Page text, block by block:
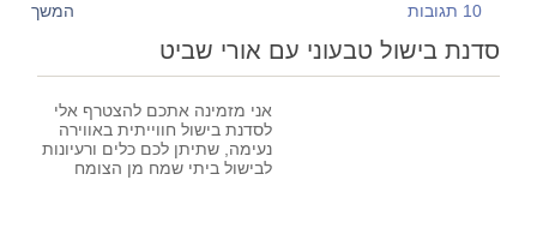
10 תגובות
המשך
סדנת בישול טבעוני עם אורי שביט
אני מזמינה אתכם להצטרף אלי
לסדנת בישול חווייתית באווירה
נעימה, שתיתן לכם כלים ורעיונות
לבישול ביתי שמח מן הצומח